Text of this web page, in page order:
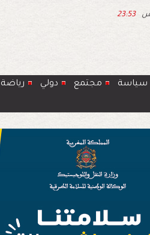
23:53
سياسة مجتمع دولي رياضة